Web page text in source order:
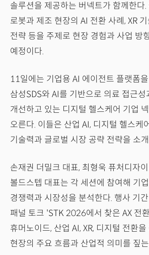
솔루션을 제공하는 버넥트가 함께한다
로봇과 제조 현장의 AI 전환 사례, XR
전략 등을 주제로 현장 경험과 사업 방
예정이다.
11일에는 기업용 AI 에이전트 플랫폼
삼성SDS와 AI를 기반으로 의료 접근성
개선하고 있는 디지털 헬스케어 기업
오른다. 이들은 산업 AI, 디지털 헬스케
기술력과 글로벌 시장 공략 전략을 소
손재권 더밀크 대표, 최형욱 퓨처디자
볼드스텝 대표는 각 세션에 참여해 기
경쟁력과 시장성을 분석한다. 행사 기
패널 토크 'STK 2026에서 찾은 AX 전
휴머노이드, 산업 AI, XR, 디지털 전환을
현장의 주요 흐름과 산업적 의미를 짚